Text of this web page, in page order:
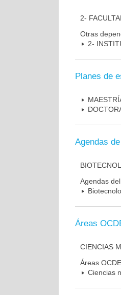
2-
Otras
2-
Planes de
Agendas
Agendas
Áreas
CIENCIAS
Áreas
Ciencias